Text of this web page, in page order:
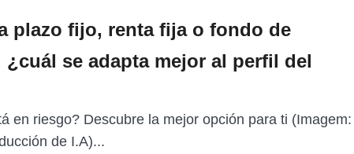
plazo fijo, renta fija o fondo de
se adapta mejor al perfil del
en riesgo? Descubre la mejor opción para ti (Imagem:
de I.A)...